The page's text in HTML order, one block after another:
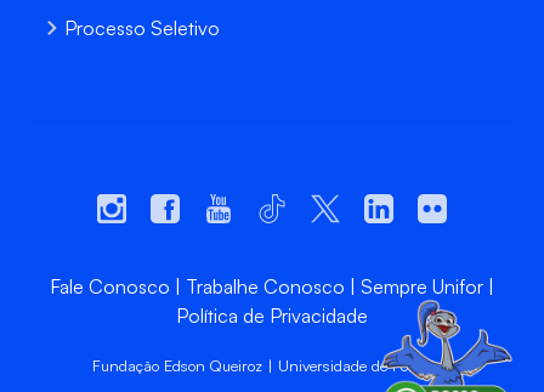
Processo Seletivo
Fale Conosco Trabalhe Conosco
Sempre Unifor
Política de Privacidade
Fundação Edson Queiroz | Universidade de Fortaleza